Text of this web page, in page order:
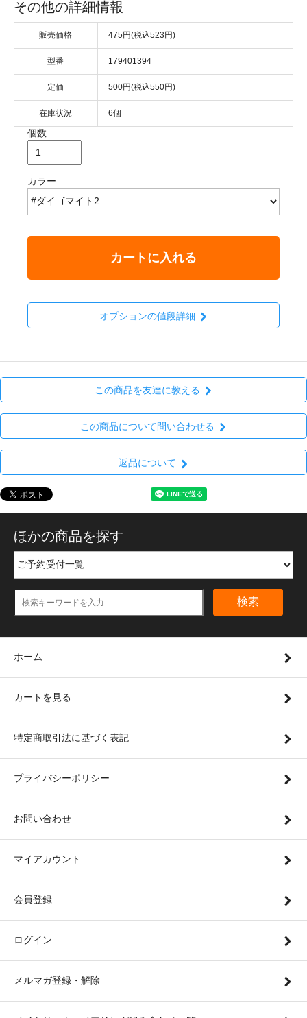
その他の詳細情報
販売価格 475円(税込523円)
型番 179401394
定価 500円(税込550円)
在庫状況 6個
個数
カラー
カートに入れる
オプションの値段詳細
この商品を友達に教える
この商品について問い合わせる
返品について
ほかの商品を探す
検索
ホーム
カートを見る
特定商取引法に基づく表記
プライバシーポリシー
お問い合わせ
マイアカウント
会員登録
ログイン
メルマガ登録・解除